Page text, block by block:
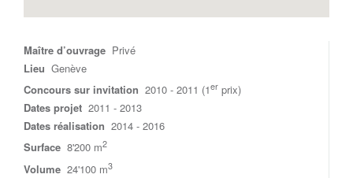
Maître d’ouvrage Privé
Lieu Genève
Concours sur invitation 2010 - 2011 (1er prix)
Dates projet 2011 - 2013
Dates réalisation 2014 - 2016
Surface 8'200 m2
Volume 24'100 m3